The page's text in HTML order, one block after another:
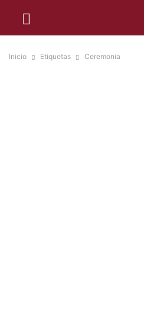
Inicio Etiquetas Ceremonia